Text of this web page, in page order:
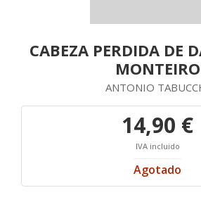
CABEZA PERDIDA DE
MONTEIRO
ANTONIO
14,90 €
IVA incluido
Agotado